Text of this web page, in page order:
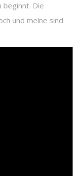
beginnt. Die
und meine sind